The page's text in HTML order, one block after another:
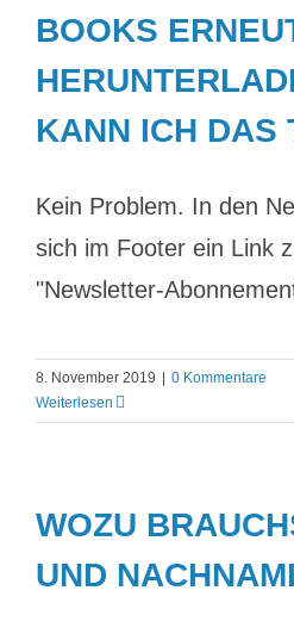
BOOKS
KANN ICH DAS
Kein Problem. In den
sich im Footer ein Link
"Newsletter-
8. November 2019
0 Kommentare
Weiterlesen
WOZU
UND